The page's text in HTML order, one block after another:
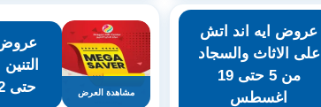
عروض ايه اند اتش
على الاثاث والسجاد
من 5 حتى 19
اغسطس
مشاهدة العرض
عروض
حتى 22 اغسطس